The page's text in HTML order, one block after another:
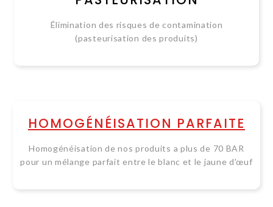
Élimination des risques de contamination
(pasteurisation des produits)
HOMOGÉNÉISATION PARFAITE
Homogénéisation de nos produits a plus de 70 BAR
pour un mélange parfait entre le blanc et le jaune d'œuf